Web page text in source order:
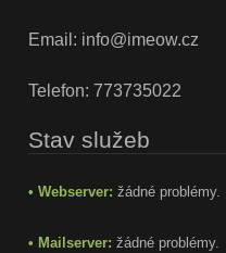
Email: info@imeow.cz
Telefon: 773735022
Stav služeb
• Webserver: žádné problémy.
• Mailserver: žádné problémy.